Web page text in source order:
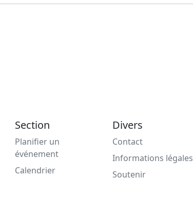
Section
Planifier un
événement
Calendrier
Divers
Contact
Informations légales
Soutenir